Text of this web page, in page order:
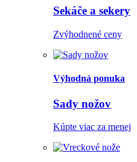
Sekáče a sekery
Zvýhodnené ceny
Výhodná ponuka
Sady nožov
Kúpte viac za menej